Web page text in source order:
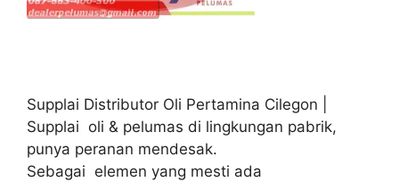
Supplai Distributor Oli Pertamina Cilegon |
Supplai oli & pelumas di lingkungan pabrik,
punya peranan mendesak.
Sebagai elemen yang mesti ada